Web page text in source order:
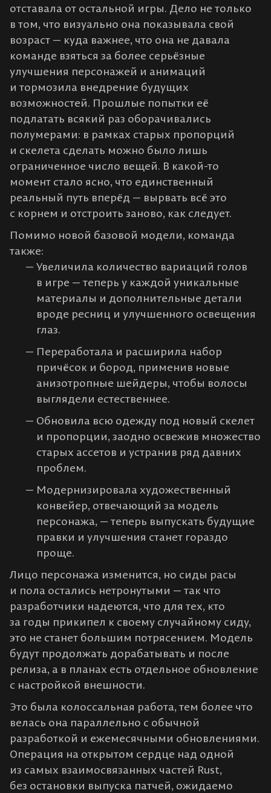
отставала от остальной игры. Дело не только
в том, что визуально она показывала свой
возраст — куда важнее, что она не давала
команде взяться за более серьёзные
улучшения персонажей и анимаций
и тормозила внедрение будущих
возможностей. Прошлые попытки её
подлатать всякий раз оборачивались
полумерами: в рамках старых пропорций
и скелета сделать можно было лишь
ограниченное число вещей. В какой-то
момент стало ясно, что единственный
реальный путь вперёд — вырвать всё это
с корнем и отстроить заново, как следует.
Помимо новой базовой модели, команда
также:
Увеличила количество вариаций голов
в игре — теперь у каждой уникальные
материалы и дополнительные детали
вроде ресниц и улучшенного освещения
глаз.
Переработала и расширила набор
причёсок и бород, применив новые
анизотропные шейдеры, чтобы волосы
выглядели естественнее.
Обновила всю одежду под новый скелет
и пропорции, заодно освежив множество
старых ассетов и устранив ряд давних
проблем.
Модернизировала художественный
конвейер, отвечающий за модель
персонажа, — теперь выпускать будущие
правки и улучшения станет гораздо
проще.
Лицо персонажа изменится, но сиды расы
и пола остались нетронутыми — так что
разработчики надеются, что для тех, кто
за годы прикипел к своему случайному сиду,
это не станет большим потрясением. Модель
будут продолжать дорабатывать и после
релиза, а в планах есть отдельное обновление
с настройкой внешности.
Это была колоссальная работа, тем более что
велась она параллельно с обычной
разработкой и ежемесячными обновлениями.
Операция на открытом сердце над одной
из самых взаимосвязанных частей Rust,
без остановки выпуска патчей, ожидаемо